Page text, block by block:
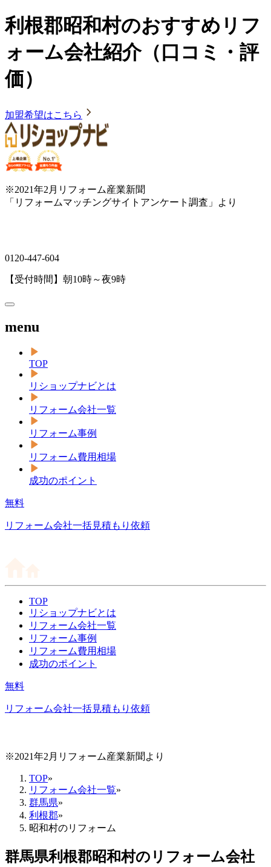
利根郡昭和村のおすすめリフ
ォーム会社紹介（口コミ・評
価）
加盟希望はこちら
※2021年2月リフォーム産業新聞
「リフォームマッチングサイトアンケート調査」より
0120-447-604
【受付時間】朝10時～夜9時
menu
TOP
リショップナビとは
リフォーム会社一覧
リフォーム事例
リフォーム費用相場
成功のポイント
無料
リフォーム会社一括見積もり依頼
TOP
リショップナビとは
リフォーム会社一覧
リフォーム事例
リフォーム費用相場
成功のポイント
無料
リフォーム会社一括見積もり依頼
※2021年2月リフォーム産業新聞より
TOP»
リフォーム会社一覧»
群馬県»
利根郡»
昭和村のリフォーム
群馬県利根郡昭和村のリフォーム会社